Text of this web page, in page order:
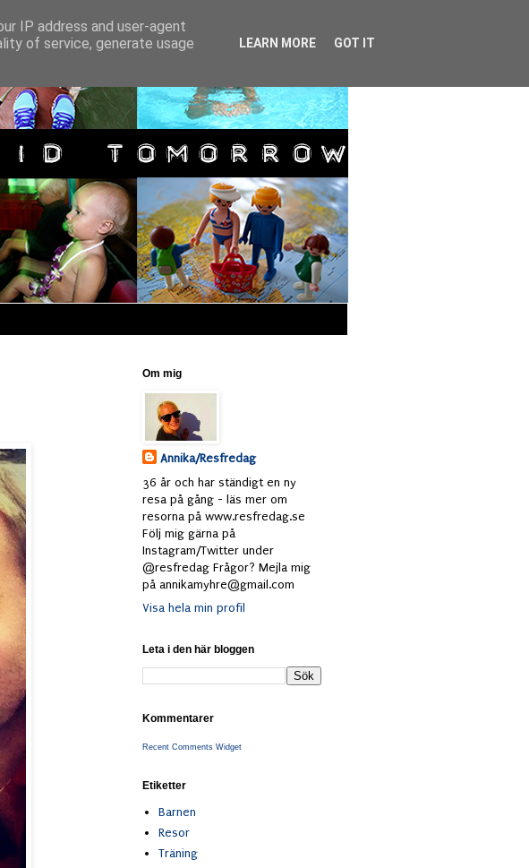
Om mig
Annika/Resfredag
36 år och har ständigt en ny
resa på gång - läs mer om
resorna på www.resfredag.se
Följ mig gärna på
Instagram/Twitter under
@resfredag Frågor? Mejla mig
på annikamyhre@gmail.com
Visa hela min profil
Leta i den här bloggen
Kommentarer
Recent Comments Widget
Etiketter
Barnen
Resor
Träning
IP address and user-agent
of service, generate usage
LEARN MORE GOT IT